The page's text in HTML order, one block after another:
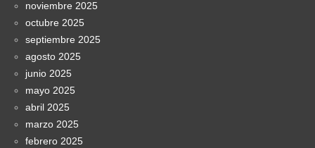
noviembre 2025
octubre 2025
septiembre 2025
agosto 2025
junio 2025
mayo 2025
abril 2025
marzo 2025
febrero 2025